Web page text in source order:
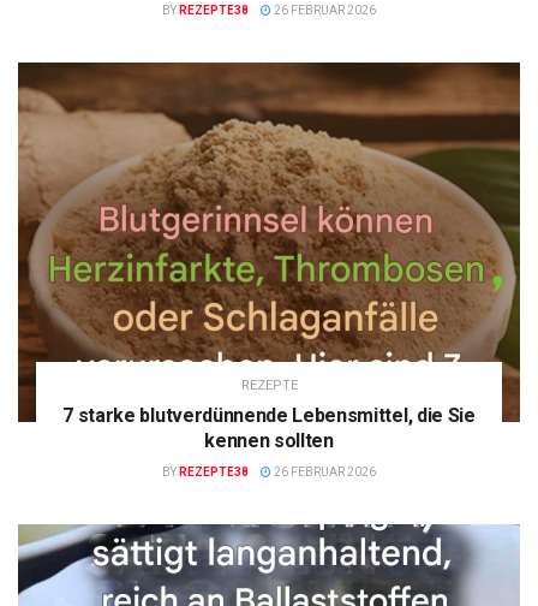
BY REZEPTE38 26 FEBRUAR 2026
REZEPTE
7 starke blutverdünnende Lebensmittel, die Sie
kennen sollten
BY REZEPTE38 26 FEBRUAR 2026